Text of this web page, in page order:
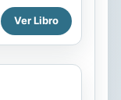
a la ficción",
dado
lo que
son
Ver Libro